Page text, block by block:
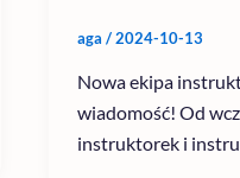
aga /2024-10-13
Nowa ekipa
wiadomość! Od
instruktorek i